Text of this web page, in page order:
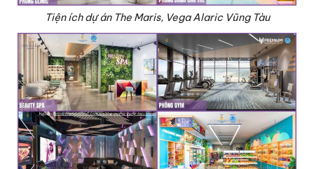
Tiện ích dự án The Maris, Vega Alaric Vũng Tàu